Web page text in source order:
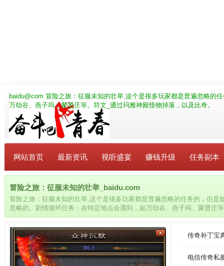
baidu@com 冒险之旅：征服未知的壮举,这个是很多玩家都是普遍忽略的
万劫谷、燕子坞、聚贤庄等。符文_通过玛雅神殿怪物掉落，以及比奇。
网站首页 最新资讯 视听盛宴 赚钱升级 任务副本
冒险之旅：征服未知的壮举_baidu.com
冒险之旅：征服未知的壮举,这个是很多玩家都是普遍忽略的任务的，但是
忽略的。剧情循环任务：在特定地点会遇到，如万劫谷、燕子坞、聚贤庄
比奇。
传奇补丁宝
电信传奇私